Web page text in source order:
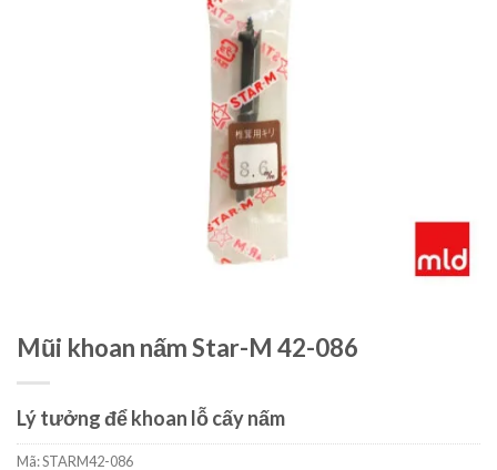
Mũi khoan nấm Star-M 42-086
Lý tưởng để khoan lỗ cấy nấm
Mã:STARM42-086